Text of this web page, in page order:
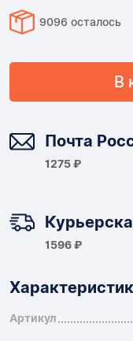
9096 осталось
В
Почта
1275 ₽
1596 ₽
Артикул